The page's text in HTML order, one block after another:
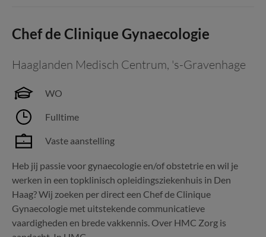
Chef de Clinique Gynaecologie
Haaglanden Medisch Centrum, 's-Gravenhage
WO
Fulltime
Vaste aanstelling
Heb jij passie voor gynaecologie en/of obstetrie en wil je
werken in een topklinisch opleidingsziekenhuis in Den
Haag? Wij zoeken per direct een Chef de Clinique
Gynaecologie met uitstekende communicatieve
vaardigheden en brede vakkennis. Over HMC Zorg is